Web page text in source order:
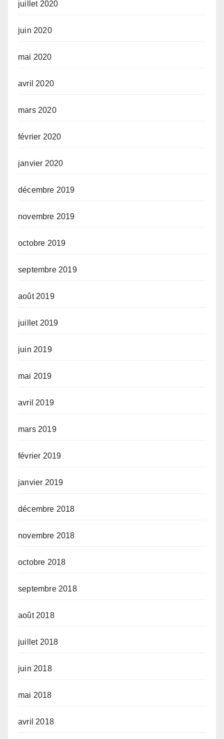
juillet 2020
juin 2020
mai 2020
avril 2020
mars 2020
février 2020
janvier 2020
décembre 2019
novembre 2019
octobre 2019
septembre 2019
août 2019
juillet 2019
juin 2019
mai 2019
avril 2019
mars 2019
février 2019
janvier 2019
décembre 2018
novembre 2018
octobre 2018
septembre 2018
août 2018
juillet 2018
juin 2018
mai 2018
avril 2018